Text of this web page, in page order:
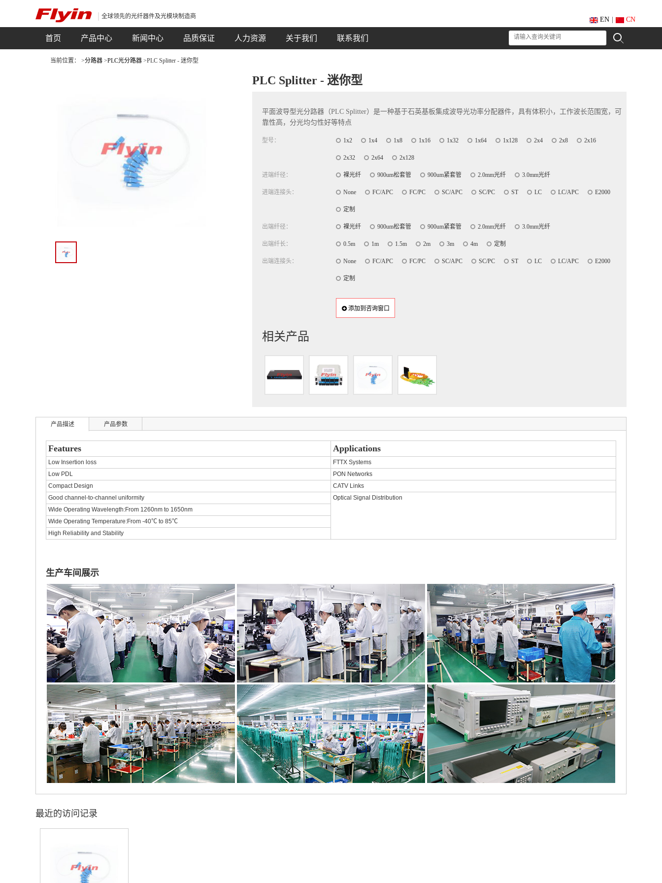
全球领先的光纤器件及光模块制造商 EN CN
首页 产品中心 新闻中心 品质保证 人力资源 关于我们 联系我们
当前位置： >分路器 >PLC光分路器 >PLC Splitter - 迷你型
PLC Splitter - 迷你型
平面波导型光分路器（PLC Splitter）是一种基于石英基板集成波导光功率分配器件，具有体积小，工作波长范围宽，可
靠性高，分光均匀性好等特点
型号： 1x2 1x4 1x8 1x16 1x32 1x64 1x128 2x4 2x8 2x16
2x32 2x64 2x128
进端纤径： 裸光纤 900um松套管 900um紧套管 2.0mm光纤 3.0mm光纤
进端连接头： None FC/APC FC/PC SC/APC SC/PC ST LC LC/APC E2000
定制
出端纤径： 裸光纤 900um松套管 900um紧套管 2.0mm光纤 3.0mm光纤
出端纤长： 0.5m 1m 1.5m 2m 3m 4m 定制
出端连接头： None FC/APC FC/PC SC/APC SC/PC ST LC LC/APC E2000
定制
添加到咨询窗口
相关产品
产品描述 产品参数
Features Applications
Low Insertion loss
FTTX Systems
Low PDL
PON Networks
Compact Design
CATV Links
Good channel-to-channel uniformity
Optical Signal Distribution
Wide Operating Wavelength:From 1260nm to 1650nm
Wide Operating Temperature:From -40℃ to 85℃
High Reliability and Stability
生产车间展示
最近的访问记录